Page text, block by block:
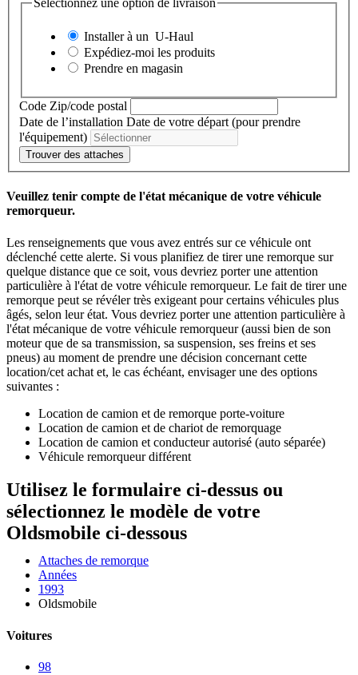
Sélectionnez une option de livraison
Installer à un U-Haul
Expédiez-moi les produits
Prendre en magasin
Code Zip/code postal
Date de l’installation Date de votre départ (pour prendre
l'équipement)
Trouver des attaches
Veuillez tenir compte de l'état mécanique de votre véhicule
remorqueur.
Les renseignements que vous avez entrés sur ce véhicule ont
déclenché cette alerte. Si vous planifiez de tirer une remorque sur
quelque distance que ce soit, vous devriez porter une attention
particulière à l'état de votre véhicule remorqueur. Le fait de tirer une
remorque peut se révéler très exigeant pour certains véhicules plus
âgés, selon leur état. Vous devriez porter une attention particulière à
l'état mécanique de votre véhicule remorqueur (aussi bien de son
moteur que de sa transmission, sa suspension, ses freins et ses
pneus) au moment de prendre une décision concernant cette
location/cet achat et, le cas échéant, envisager une des options
suivantes :
Location de camion et de remorque porte-voiture
Location de camion et de chariot de remorquage
Location de camion et conducteur autorisé (auto séparée)
Véhicule remorqueur différent
Utilisez le formulaire ci-dessus ou
sélectionnez le modèle de votre
Oldsmobile ci-dessous
Attaches de remorque
Années
1993
Oldsmobile
Voitures
98